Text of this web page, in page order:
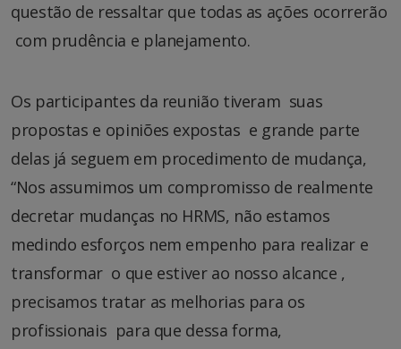
questão de ressaltar que todas as ações ocorrerão
com prudência e planejamento.
Os participantes da reunião tiveram suas
propostas e opiniões expostas e grande parte
delas já seguem em procedimento de mudança,
“Nos assumimos um compromisso de realmente
decretar mudanças no HRMS, não estamos
medindo esforços nem empenho para realizar e
transformar o que estiver ao nosso alcance ,
precisamos tratar as melhorias para os
profissionais para que dessa forma,